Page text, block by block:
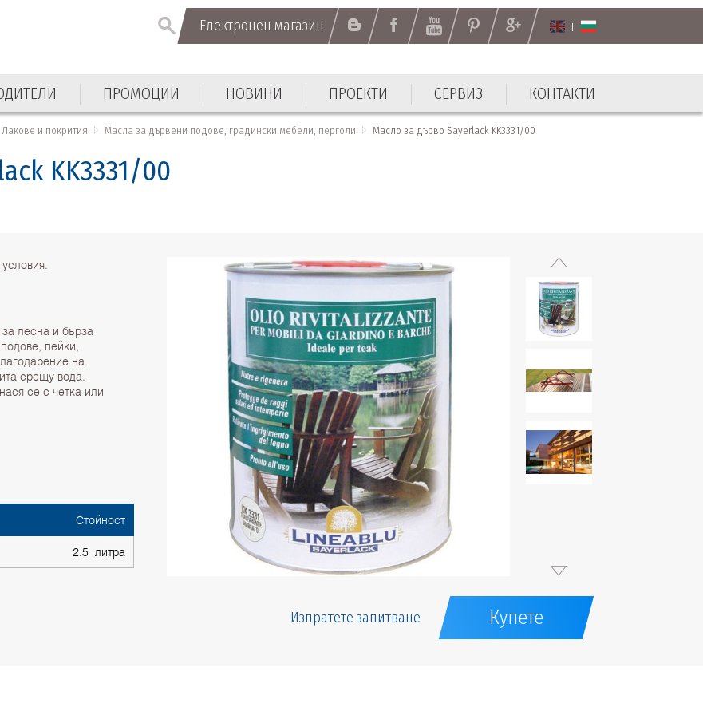
Електронен магазин
ПРОМОЦИИ НОВИНИ ПРОЕКТИ СЕРВИЗ КОНТАКТИ
Електронен магазин
Лакове и покрития Масла за дървени подове, градински мебели, перголи Масло за дърво Sayerlack KK3331/00
KK3331/00
лесна и бърза
пейки,
на
срещу вода.
се с четка или
Стойност
2.5 литра
Изпратете запитване Купете